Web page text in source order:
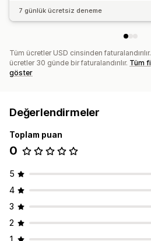
Renk ve yazı tipi
Sohbet düğmeleri Sohbet ataması
7 günlük ücretsiz deneme
Tüm ücretler USD cinsinden
ücretler 30 günde bir faturalandırılır. Tüm
göster
Değerlendirmeler
Toplam puan
0
5
4
3
2